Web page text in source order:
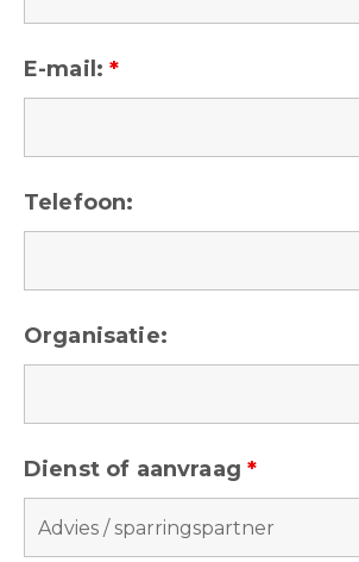
E-mail:*
Telefoon:
Organisatie:
Dienst of aanvraag*